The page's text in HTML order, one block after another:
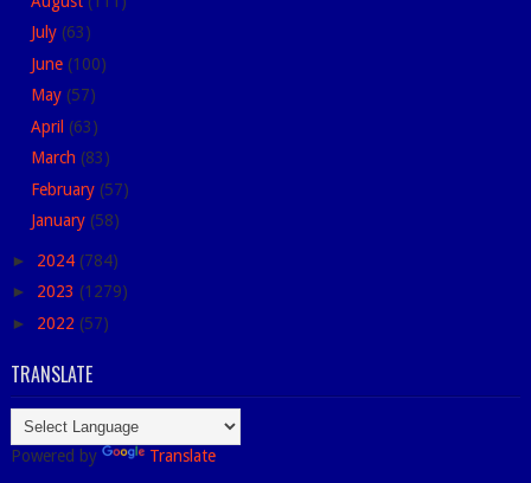
July (63)
June (100)
May (57)
April (63)
March (83)
February (57)
January (58)
► 2024 (784)
► 2023 (1279)
► 2022 (57)
TRANSLATE
Powered by Translate